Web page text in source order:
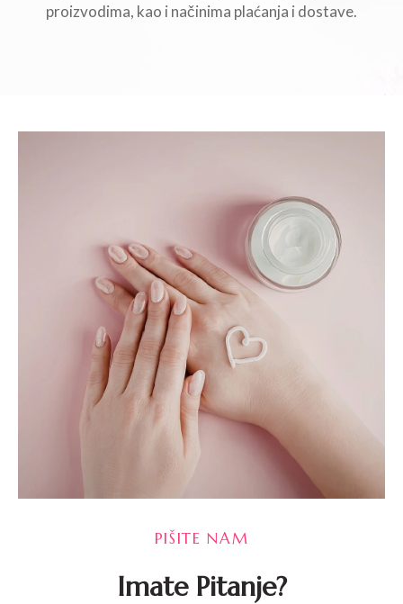
proizvodima, kao i načinima plaćanja i dostave.
PIŠITE NAM
Imate Pitanje?